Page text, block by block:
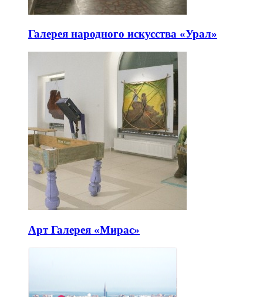
Галерея народного искусства «Урал»
Арт Галерея «Мирас»